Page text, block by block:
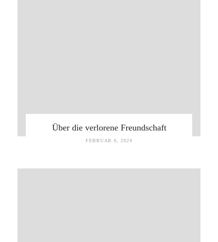
Über die verlorene Freundschaft
FEBRUAR 6, 2024